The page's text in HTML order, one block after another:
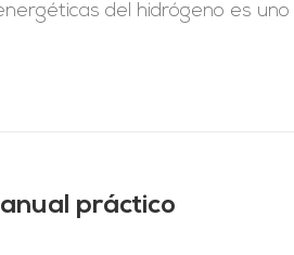
del hidrógeno es
práctico